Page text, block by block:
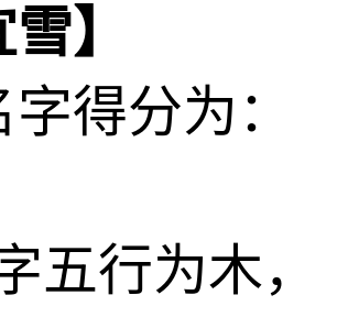
】
得分为：
五行为木，